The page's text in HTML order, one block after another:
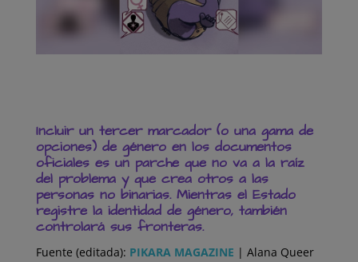
Incluir un tercer marcador (o una gama de
opciones) de género en los documentos
oficiales es un parche que no va a la raíz
del problema y que crea otros a las
personas no binarias. Mientras el Estado
registre la identidad de género, también
controlará sus fronteras.
Fuente (editada): PIKARA MAGAZINE | Alana Queer